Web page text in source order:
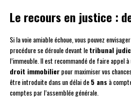
Le recours en justice :
Si la voie amiable échoue, vous pouvez
procédure se déroule devant letribunal
l’immeuble. Il est recommandé de faire appel à
droit immobilierpour maximiser vos
être introduite dans un délai de5 ans à
comptes par l’assemblée générale.